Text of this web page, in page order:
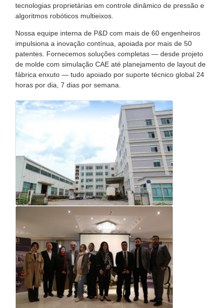
tecnologias proprietárias em controle dinâmico de pressão e
algoritmos robóticos multieixos.
Nossa equipe interna de P&D com mais de 60 engenheiros
impulsiona a inovação contínua, apoiada por mais de 50
patentes. Fornecemos soluções completas — desde projeto
de molde com simulação CAE até planejamento de layout de
fábrica enxuto — tudo apoiado por suporte técnico global 24
horas por dia, 7 dias por semana.